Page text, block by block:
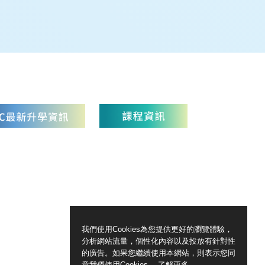
我們使用Cookies為您提供更好的瀏覽體驗，
分析網站流量，個性化內容以及投放有針對性
的廣告。如果您繼續使用本網站，則表示您同